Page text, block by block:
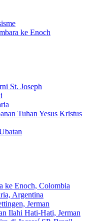
ke Enoch
St. Joseph
Tuhan Yesus Kristus
ke Enoch, Colombia
Argentina
Jerman
Ilahi Hati-Hati, Jerman